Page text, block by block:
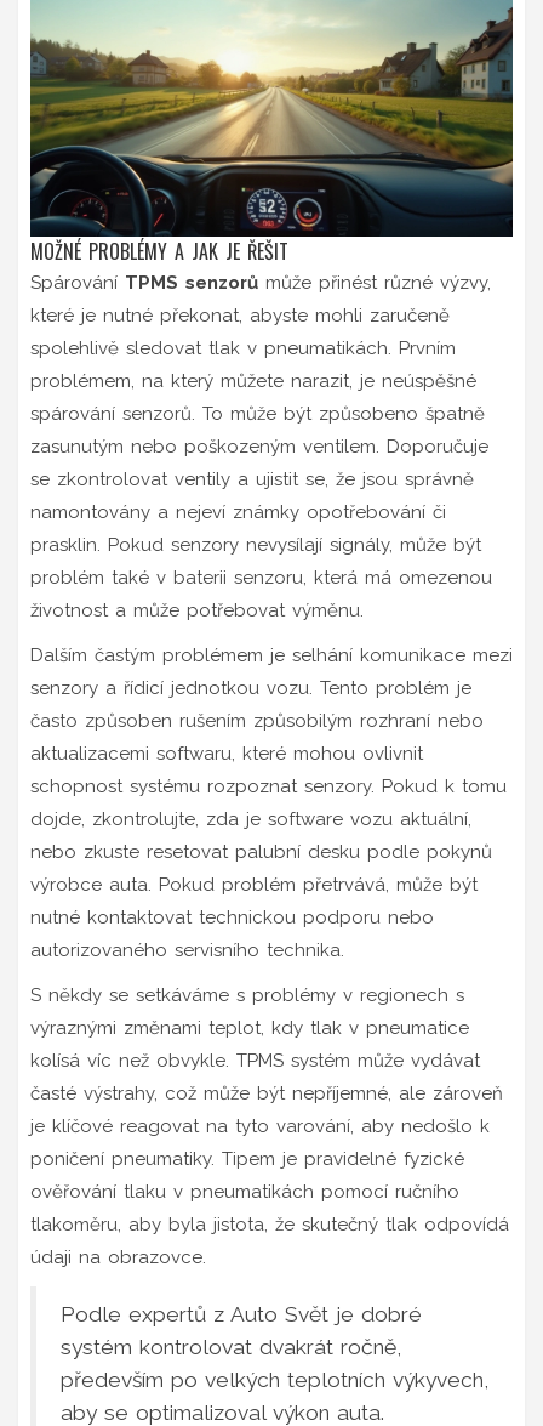
MOŽNÉ PROBLÉMY A JAK JE ŘEŠIT
Spárování TPMS senzorů může přinést různé výzvy,
které je nutné překonat, abyste mohli zaručeně
spolehlivě sledovat tlak v pneumatikách. Prvním
problémem, na který můžete narazit, je neúspěšné
spárování senzorů. To může být způsobeno špatně
zasunutým nebo poškozeným ventilem. Doporučuje
se zkontrolovat ventily a ujistit se, že jsou správně
namontovány a nejeví známky opotřebování či
prasklin. Pokud senzory nevysílají signály, může být
problém také v baterii senzoru, která má omezenou
životnost a může potřebovat výměnu.
Dalším častým problémem je selhání komunikace mezi
senzory a řídicí jednotkou vozu. Tento problém je
často způsoben rušením způsobilým rozhraní nebo
aktualizacemi softwaru, které mohou ovlivnit
schopnost systému rozpoznat senzory. Pokud k tomu
dojde, zkontrolujte, zda je software vozu aktuální,
nebo zkuste resetovat palubní desku podle pokynů
výrobce auta. Pokud problém přetrvává, může být
nutné kontaktovat technickou podporu nebo
autorizovaného servisního technika.
S někdy se setkáváme s problémy v regionech s
výraznými změnami teplot, kdy tlak v pneumatice
kolísá víc než obvykle. TPMS systém může vydávat
časté výstrahy, což může být nepříjemné, ale zároveň
je klíčové reagovat na tyto varování, aby nedošlo k
poničení pneumatiky. Tipem je pravidelné fyzické
ověřování tlaku v pneumatikách pomocí ručního
tlakoměru, aby byla jistota, že skutečný tlak odpovídá
údaji na obrazovce.
Podle expertů z Auto Svět je dobré
systém kontrolovat dvakrát ročně,
především po velkých teplotních výkyvech,
aby se optimalizoval výkon auta.